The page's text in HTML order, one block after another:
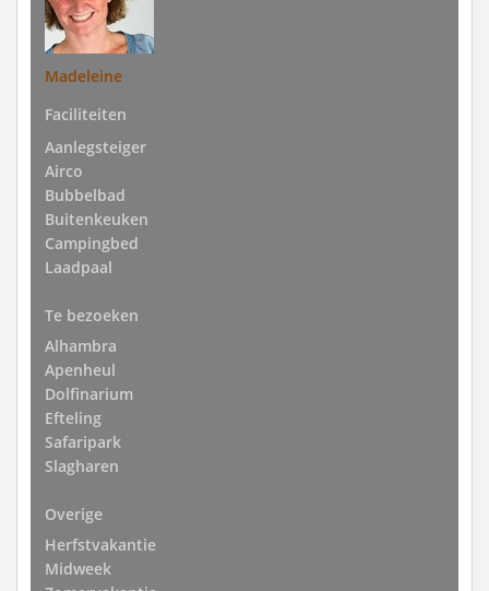
Madeleine
Faciliteiten
Aanlegsteiger
Airco
Bubbelbad
Buitenkeuken
Campingbed
Laadpaal
Te bezoeken
Alhambra
Apenheul
Dolfinarium
Efteling
Safaripark
Slagharen
Overige
Herfstvakantie
Midweek